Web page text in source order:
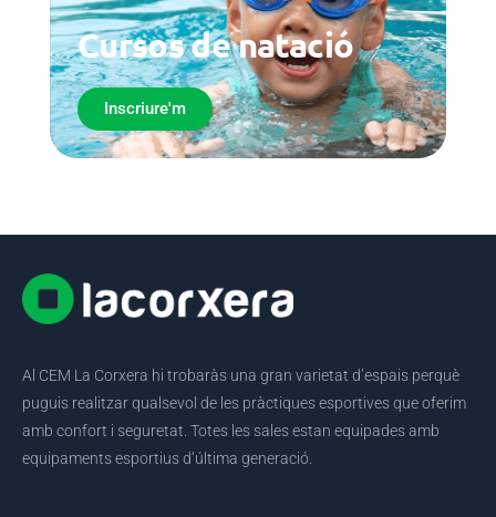
Cursos de natació
Inscriure'm
Al CEM La Corxera hi trobaràs una gran varietat d’espais perquè
puguis realitzar qualsevol de les pràctiques esportives que oferim
amb confort i seguretat. Totes les sales estan equipades amb
equipaments esportius d’última generació.